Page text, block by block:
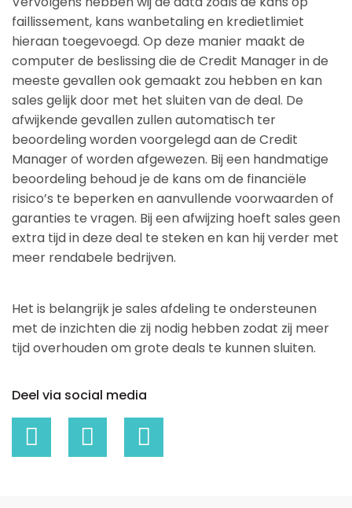
faillissement, kans wanbetaling en kredietlimiet
hieraan toegevoegd. Op deze manier maakt de
computer de beslissing die de Credit Manager in de
meeste gevallen ook gemaakt zou hebben en kan
sales gelijk door met het sluiten van de deal. De
afwijkende gevallen zullen automatisch ter
beoordeling worden voorgelegd aan de Credit
Manager of worden afgewezen. Bij een handmatige
beoordeling behoud je de kans om de financiële
risico’s te beperken en aanvullende voorwaarden of
garanties te vragen. Bij een afwijzing hoeft sales geen
extra tijd in deze deal te steken en kan hij verder met
meer rendabele bedrijven.
Het is belangrijk je sales afdeling te ondersteunen
met de inzichten die zij nodig hebben zodat zij meer
tijd overhouden om grote deals te kunnen sluiten.
Deel via social media